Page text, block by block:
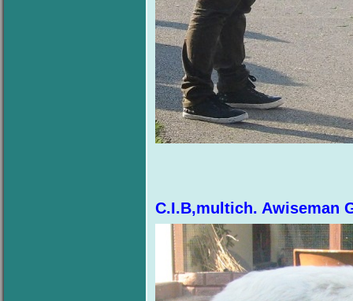
C.I.B,multich. Awiseman